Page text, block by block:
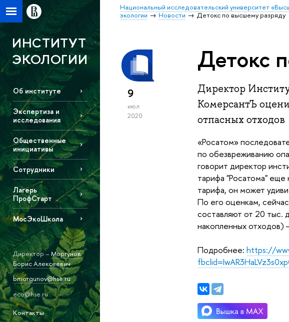
Национальный исследовательский университет
экологии
Новости Детокс по высшему разряду
ИНСТИТУТ
ЭКОЛОГИИ
Об институте
Экспертиза и
исследования
Общественные
инициативы
Сотрудники
Лагерь
ПрофСтарт
МосЭкоШкола
Директор – Моргунов
Борис Алексеевич
bmorgunov@hse.ru
eco@hse.ru
Контакты
9
июл
2020
Детокс
Директор
КомерсантЪ
отпасных отходов
«Росатом»
по обезвреживанию
говорит директор
тарифа "Росатома" еще
тарифа, он может
По его оценкам,
составляют от 20 тыс.
накопленных отходов)
Подробнее:https://